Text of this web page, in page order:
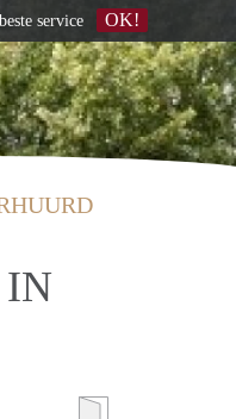
IN
service OK!